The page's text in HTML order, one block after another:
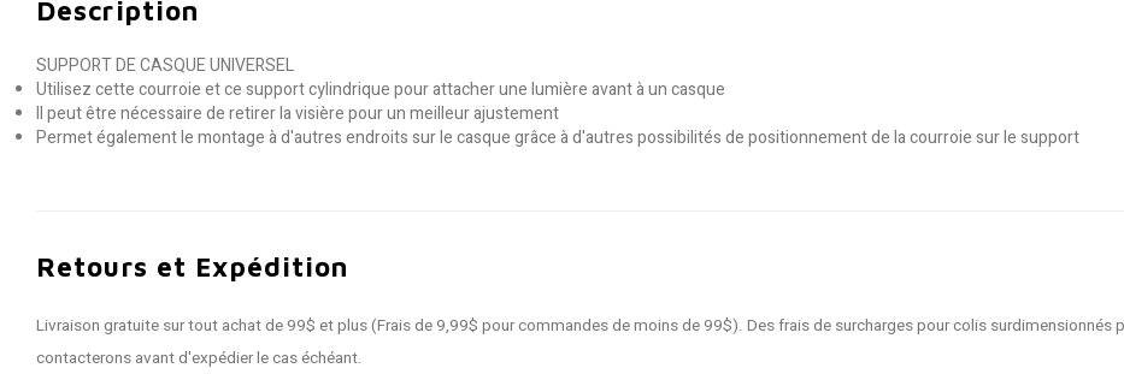
Description
SUPPORT DE CASQUE UNIVERSEL
Utilisez cette courroie et ce support cylindrique pour attacher une lumière avant à un casque
Il peut être nécessaire de retirer la visière pour un meilleur ajustement
Permet également le montage à d'autres endroits sur le casque grâce à d'autres possibilités de positionnement de la courroie sur le support
Retours et Expédition
Livraison gratuite sur tout achat de 99$ et plus (Frais de 9,99$ pour commandes de moins de 99$). Des frais de surcharges pour colis
contacterons avant d'expédier le cas échéant.